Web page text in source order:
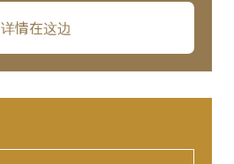
详情在这边